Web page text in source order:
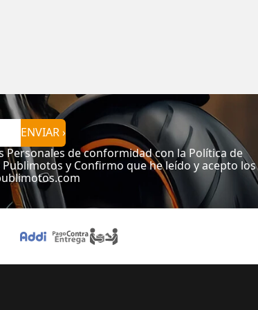
ENVIAR ›
de conformidad con la Política de
y Confirmo que he leído y acepto los